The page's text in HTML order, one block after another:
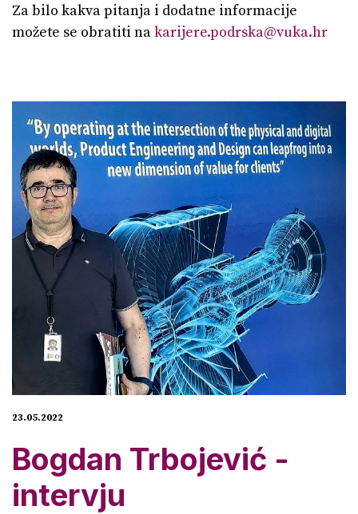
Za bilo kakva pitanja i dodatne informacije
možete se obratiti nakarijere.podrska@vuka.hr
23.05.2022
Bogdan Trbojević -
intervju